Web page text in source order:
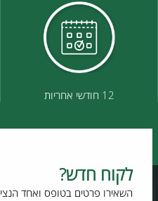
12 חודשי אחריות
לקוח חדש?
השאירו פרטים בטופס ואחד